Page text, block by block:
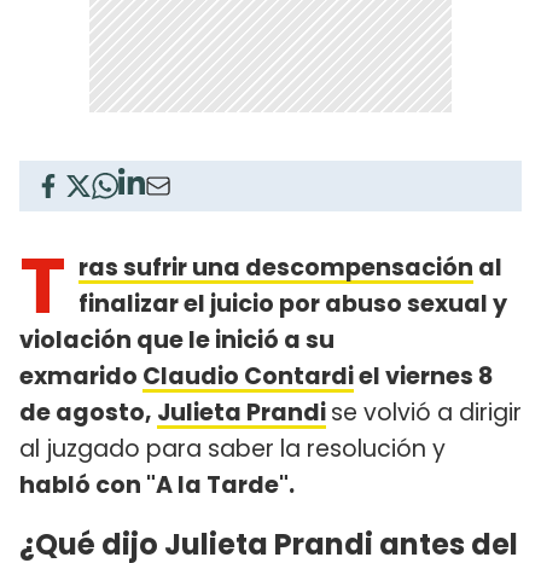
T ras sufrir una descompensación al
finalizar el juicio por abuso sexual y
violación que le inició a su
exmarido Claudio Contardiel viernes 8
de agosto, Julieta Prandise volvió a dirigir
al juzgado para saber la resolución y
habló con "A la Tarde".
¿Qué dijo Julieta Prandi antes del